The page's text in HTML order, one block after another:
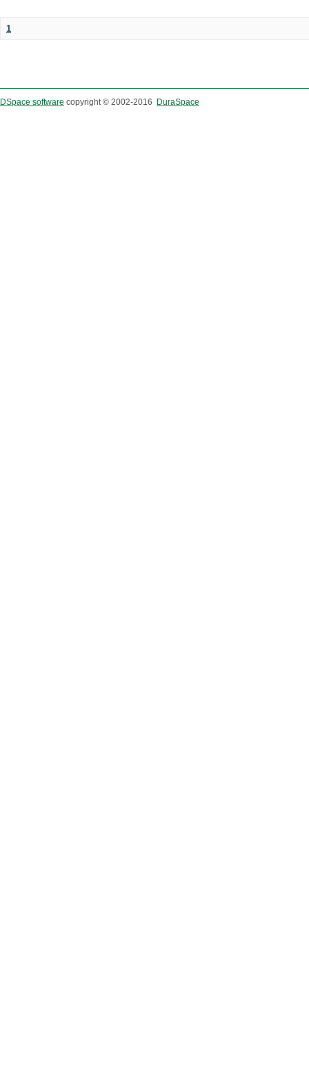
1
DSpace software copyright © 2002-2016 DuraSpace